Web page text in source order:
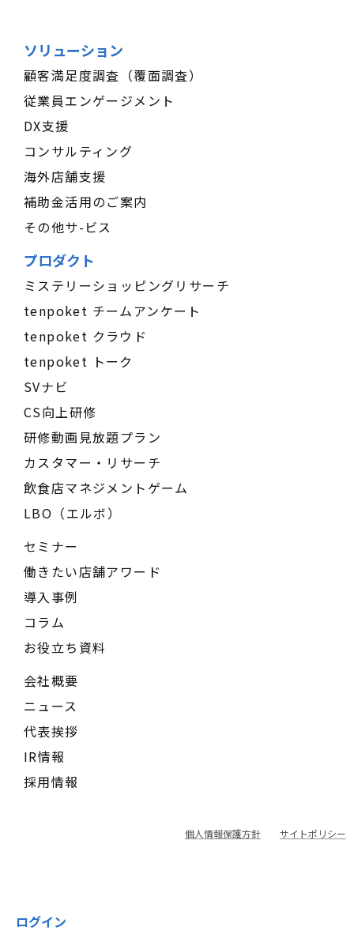
ソリューション
顧客満足度調査（覆面調査）
従業員エンゲージメント
DX支援
コンサルティング
海外店舗支援
補助金活用のご案内
その他サ-ビス
プロダクト
ミステリーショッピングリサーチ
tenpoket チームアンケート
tenpoket クラウド
tenpoket トーク
SVナビ
CS向上研修
研修動画見放題プラン
カスタマー・リサーチ
飲食店マネジメントゲーム
LBO（エルボ）
セミナー
働きたい店舗アワード
導入事例
コラム
お役立ち資料
会社概要
ニュース
代表挨拶
IR情報
採用情報
個人情報保護方針 サイトポリシー
ログイン